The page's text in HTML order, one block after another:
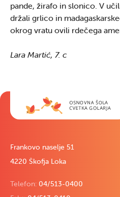
pande, žirafo in slonico. V
držali grlico in
okrog vratu ovili rdečega
Lara Martić, 7. c
Frankovo naselje 51
4220 Škofja Loka
Telefon: 04/513-0400